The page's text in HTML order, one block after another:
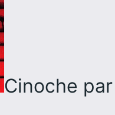
Cinoche